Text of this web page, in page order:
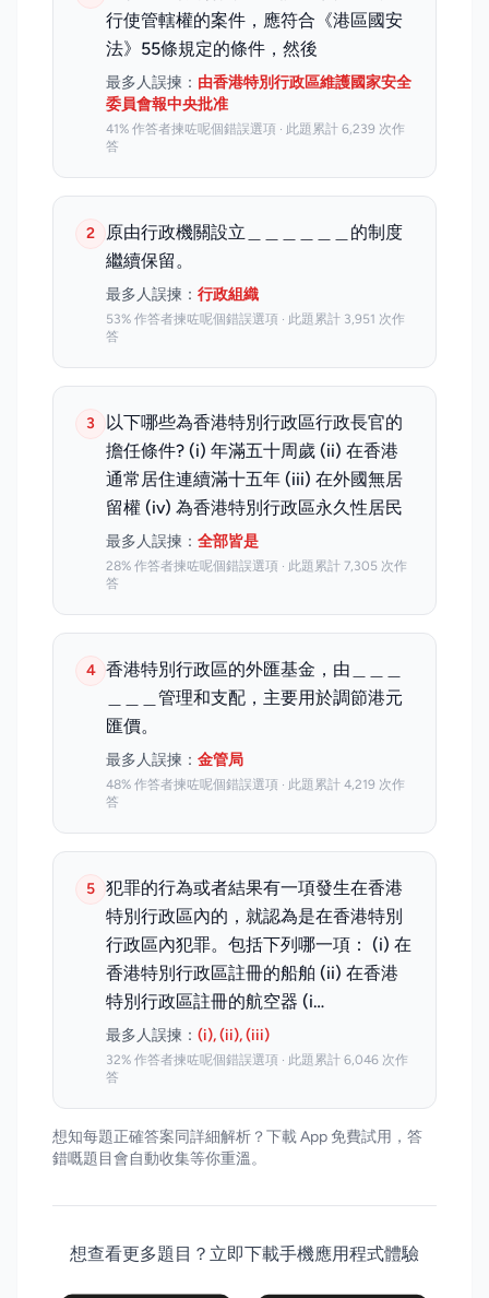
行使管轄權的案件，應符合《港區國安
法》55條規定的條件，然後
最多人誤揀： 由香港特別行政區維護國家安全
委員會報中央批准
41% 作答者揀咗呢個錯誤選項 · 此題累計 6,239 次作
答
2
原由行政機關設立＿＿＿＿＿＿的制度
繼續保留。
最多人誤揀： 行政組織
53% 作答者揀咗呢個錯誤選項 · 此題累計 3,951 次作
答
3
以下哪些為香港特別行政區行政長官的
擔任條件? (i) 年滿五十周歲 (ii) 在香港
通常居住連續滿十五年 (iii) 在外國無居
留權 (iv) 為香港特別行政區永久性居民
最多人誤揀： 全部皆是
28% 作答者揀咗呢個錯誤選項 · 此題累計 7,305 次作
答
4 香港特別行政區的外匯基金，由＿＿＿
＿＿＿管理和支配，主要用於調節港元
匯價。
最多人誤揀： 金管局
48% 作答者揀咗呢個錯誤選項 · 此題累計 4,219 次作
答
5 犯罪的行為或者結果有一項發生在香港
特別行政區內的，就認為是在香港特別
行政區內犯罪。包括下列哪一項： (i) 在
香港特別行政區註冊的船舶 (ii) 在香港
特別行政區註冊的航空器 (i…
最多人誤揀： (i), (ii), (iii)
32% 作答者揀咗呢個錯誤選項 · 此題累計 6,046 次作
答
想知每題正確答案同詳細解析？下載 App 免費試用，答
錯嘅題目會自動收集等你重溫。
想查看更多題目？立即下載手機應用程式體驗